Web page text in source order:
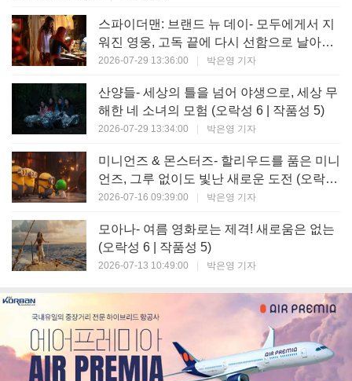
스파이더맨: 브랜드 뉴 데이- 모두에게서 지
워진 영웅, 고독 끝에 다시 선함으로 날아오
르다 (오락성 8 | 작품성 8)
2026-07-29 13:36:00 박은영 기자
산양들- 세상의 틀을 넘어 야생으로, 세상 무
해한 네 소녀의 모험 (오락성 6 | 작품성 5)
2026-07-29 13:34:00 박은영 기자
미니언즈 & 몬스터즈- 할리우드를 품은 미니
언즈, 그루 없이도 빛난 새로운 도전 (오락성
7 | 작품성 6)
2026-07-16 09:39:00 박은영 기자
모아나- 여름 영화로는 제격! 새로움은 없는
(오락성 6 | 작품성 5)
2026-07-13 10:49:00 박은영 기자